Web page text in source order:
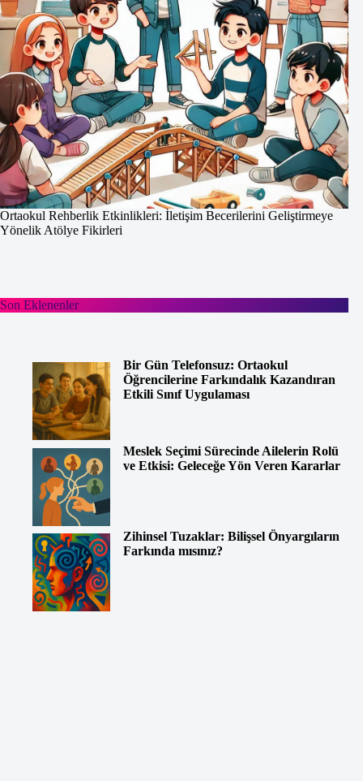
Ortaokul Rehberlik Etkinlikleri: İletişim Becerilerini Geliştirmeye
Yönelik Atölye Fikirleri
Son Eklenenler
Bir Gün Telefonsuz: Ortaokul
Öğrencilerine Farkındalık Kazandıran
Etkili Sınıf Uygulaması
Meslek Seçimi Sürecinde Ailelerin Rolü
ve Etkisi: Geleceğe Yön Veren Kararlar
Zihinsel Tuzaklar: Bilişsel Önyargıların
Farkında mısınız?